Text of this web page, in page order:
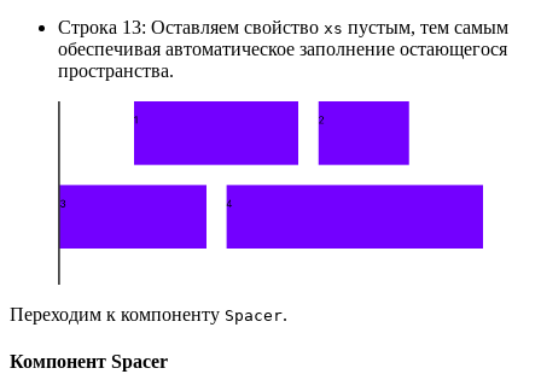
Строка 13: Оставляем свойство xs пустым, тем самым
обеспечивая автоматическое заполнение остающегося
пространства.
Переходим к компоненту Spacer.
Компонент Spacer